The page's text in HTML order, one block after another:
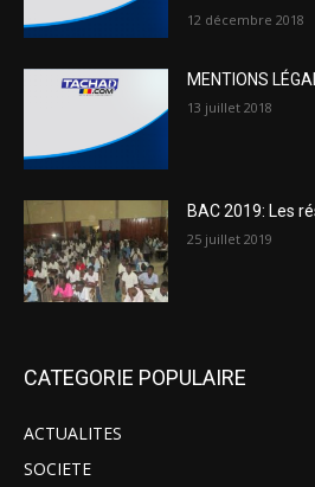
12 décembre 2018
MENTIONS
13 juillet 2018
BAC 2019: Les
25 juillet 2019
CATEGORIE POPULAIRE
ACTUALITES
SOCIETE